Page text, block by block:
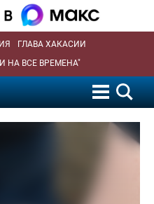
ГЛАВА ХАКАСИИ
НА ВСЕ ВРЕМЕНА"